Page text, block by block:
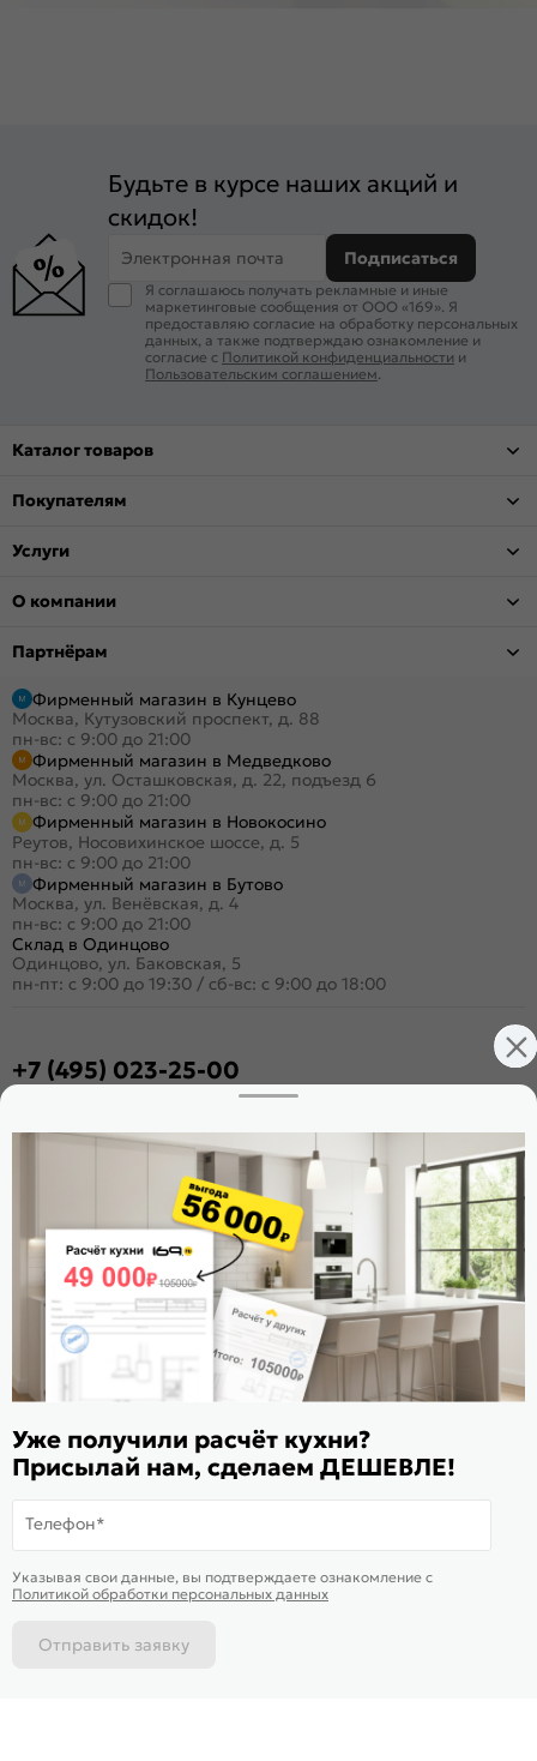
Будьте в курсе наших акций и
скидок!
Электронная почта Подписаться
Я соглашаюсь получать рекламные и иные
маркетинговые сообщения от ООО «169». Я
предоставляю согласие на обработку персональных
данных, а также подтверждаю ознакомление и
согласие с Политикой конфиденциальности и
Пользовательским соглашением.
Каталог товаров
Покупателям
Услуги
О компании
Партнёрам
Фирменный магазин в Кунцево
Москва, Кутузовский проспект, д. 88
пн-вс: с 9:00 до 21:00
Фирменный магазин в Медведково
Москва, ул. Осташковская, д. 22, подъезд 6
пн-вс: с 9:00 до 21:00
Фирменный магазин в Новокосино
Реутов, Носовихинское шоссе, д. 5
пн-вс: с 9:00 до 21:00
Фирменный магазин в Бутово
Москва, ул. Венёвская, д. 4
пн-вс: с 9:00 до 21:00
Склад в Одинцово
Одинцово, ул. Баковская, 5
пн-пт: с 9:00 до 19:30 / сб-вс: с 9:00 до 18:00
+7 (495) 023-25-00
Стать дилером
Поделиться
Оцените магазин
ИКС 1180
© 2015—2026 Интернет-магазин мебели Mebel169.ru
Пользовательское соглашение
Политика обработки персональных данных
Карта сайта
технологии
Уже получили расчёт кухни?
Присылай нам, сделаем ДЕШЕВЛЕ!
Телефон*
Указывая свои данные, вы подтверждаете ознакомление c
Политикой обработки персональных данных
Отправить заявку